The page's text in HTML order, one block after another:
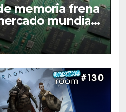
memoria frena
mundial